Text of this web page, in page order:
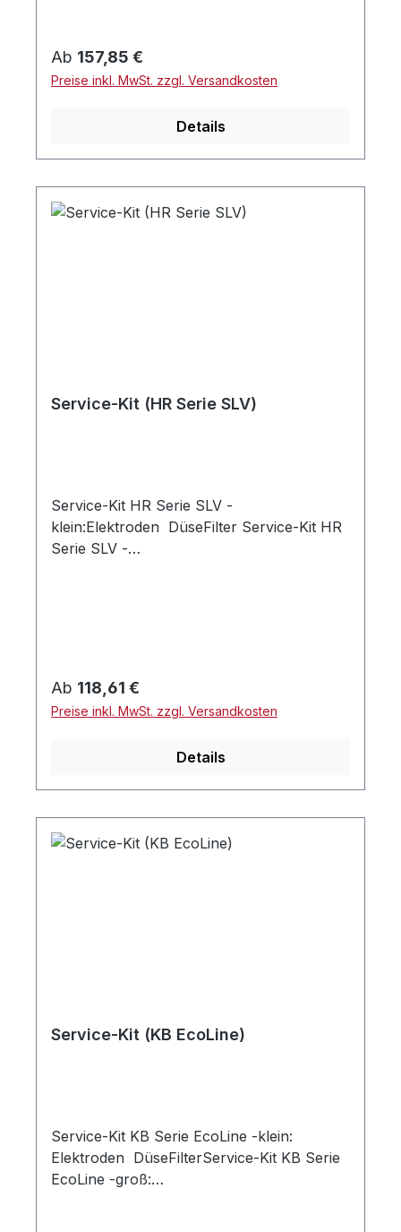
Regulärer Preis:
Ab 157,85 €
Preise inkl. MwSt. zzgl. Versandkosten
Details
Service-Kit (HR Serie SLV)
Service-Kit HR Serie SLV -
klein:Elektroden DüseFilter Service-Kit HR
Serie SLV -
Regulärer Preis:
Ab 118,61 €
Preise inkl. MwSt. zzgl. Versandkosten
Details
Service-Kit (KB EcoLine)
Service-Kit KB Serie EcoLine -klein:
Elektroden DüseFilterService-Kit KB Serie
EcoLine -groß: